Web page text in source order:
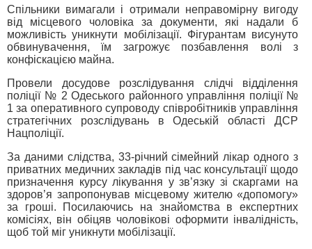
Спільники вимагали і отримали неправомірну вигоду
від місцевого чоловіка за документи, які надали б
можливість уникнути мобілізації. Фігурантам висунуто
обвинувачення, їм загрожує позбавлення волі з
конфіскацією майна.
Провели досудове розслідування слідчі відділення
поліції № 2 Одеського районного управління поліції №
1 за оперативного супроводу співробітників управління
стратегічних розслідувань в Одеській області ДСР
Нацполіції.
За даними слідства, 33-річний сімейний лікар одного з
приватних медичних закладів під час консультації щодо
призначення курсу лікування у зв’язку зі скаргами на
здоров’я запропонував місцевому жителю «допомогу»
за гроші. Посилаючись на знайомства в експертних
комісіях, він обіцяв чоловікові оформити інвалідність,
щоб той міг уникнути мобілізації.